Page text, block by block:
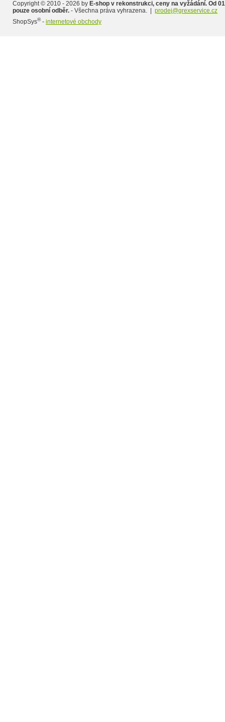
Copyright © 2010 - 2026 by E-shop v rekonstrukci, ceny na vyžádání. Od
pouze osobní odběr. - Všechna práva vyhrazena. | prodej@grexservice.cz
ShopSys®- internetové obchody